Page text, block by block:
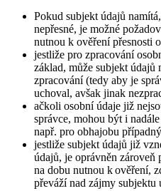
Pokud subjekt údajů
nepřesné, je možné
nutnou k ověření přesnosti
jestliže pro zpracování
základ, může subjekt údajů
zpracování (tedy aby je
uchoval, avšak jinak
ačkoli osobní údaje již
správce, mohou být i
např. pro obhajobu
jestliže subjekt údajů již
údajů, je oprávněn zároveň
na dobu nutnou k ověření,
převáží nad zájmy subjektu